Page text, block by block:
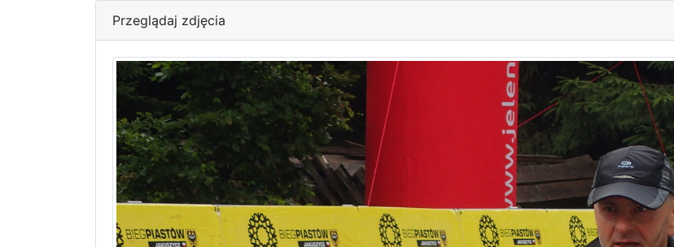
Przeglądaj zdjęcia